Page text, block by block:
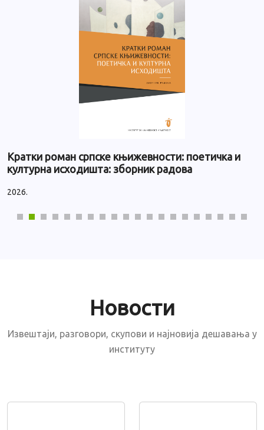
Кратки роман српске књижевности: поетичка и
културна исходишта: зборник радова
2026.
Новости
Извештаји, разговори, скупови и најновија дешавања у
институту